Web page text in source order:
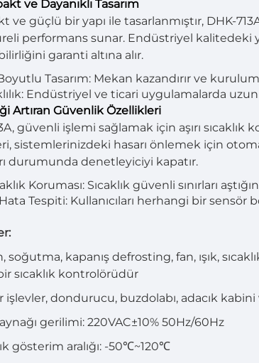
ve Dayanıklı Tasarım
ve güçlü bir yapı ile tasarlanmıştır, DHK-
performans sunar. Endüstriyel kalitedeki
garanti altına alır.
Tasarım: Mekan kazandırır ve
Endüstriyel ve ticari uygulamalarda
Artıran Güvenlik Özellikleri
güvenli işlemi sağlamak için aşırı
sistemlerinizdeki hasarı önlemek için
durumunda denetleyiciyi kapatır.
Koruması: Sıcaklık güvenli sınırları
Tespiti: Kullanıcıları herhangi bir
soğutma, kapanış defrosting, fan, ışık,
sıcaklık kontrolörüdür
işlevler, dondurucu, buzdolabı, adacık
gerilimi: 220VAC±10% 50Hz/60Hz
gösterim aralığı: -50℃~120℃